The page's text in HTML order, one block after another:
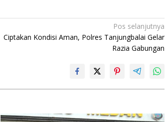
Pos selanjutnya
Ciptakan Kondisi Aman, Polres Tanjungbalai Gelar
Razia Gabungan